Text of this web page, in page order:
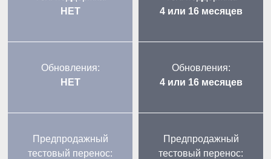
НЕТ
Обновления:
НЕТ
Предпродажный
тестовый перенос:
4 или 16 месяцев
Обновления:
4 или 16 месяцев
Предпродажный
тестовый перенос: